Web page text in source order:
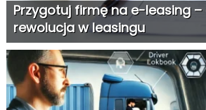
Przygotuj firmę na e-leasing
rewolucja w leasingu